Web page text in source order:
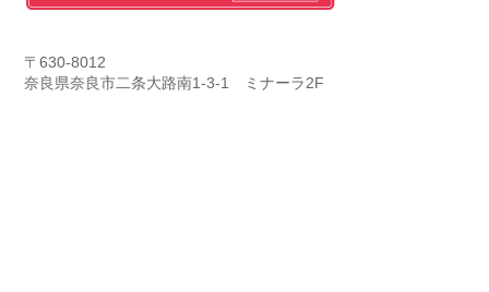
〒630-8012
奈良県奈良市二条大路南1-3-1 ミナーラ2F